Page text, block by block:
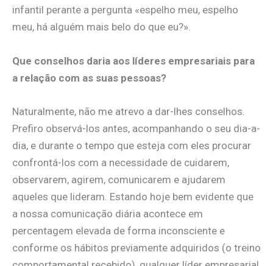
infantil perante a pergunta «espelho meu, espelho
meu, há alguém mais belo do que eu?».
Que conselhos daria aos líderes empresariais para
a relação com as suas pessoas?
Naturalmente, não me atrevo a dar-lhes conselhos.
Prefiro observá-los antes, acompanhando o seu dia-a-
dia, e durante o tempo que esteja com eles procurar
confrontá-los com a necessidade de cuidarem,
observarem, agirem, comunicarem e ajudarem
aqueles que lideram. Estando hoje bem evidente que
a nossa comunicação diária acontece em
percentagem elevada de forma inconsciente e
conforme os hábitos previamente adquiridos (o treino